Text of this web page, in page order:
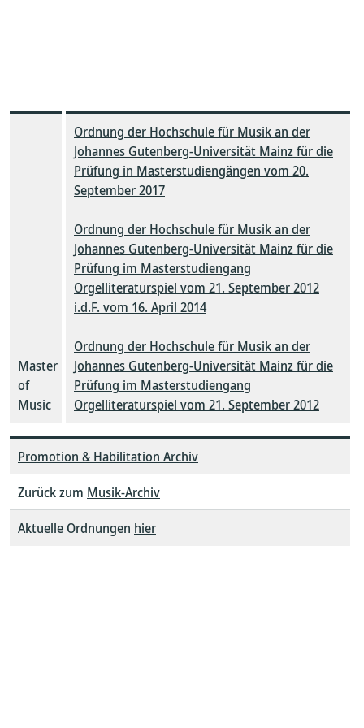
Master
of
Music
Ordnung der Hochschule für Musik an der
Johannes Gutenberg-Universität Mainz für die
Prüfung in Masterstudiengängen vom 20.
September 2017
Ordnung der Hochschule für Musik an der
Johannes Gutenberg-Universität Mainz für die
Prüfung im Masterstudiengang
Orgelliteraturspiel vom 21. September 2012
i.d.F. vom 16. April 2014
Ordnung der Hochschule für Musik an der
Johannes Gutenberg-Universität Mainz für die
Prüfung im Masterstudiengang
Orgelliteraturspiel vom 21. September 2012
Promotion & Habilitation Archiv
Zurück zum Musik-Archiv
Aktuelle Ordnungen hier